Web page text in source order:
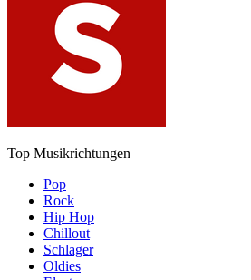
Top Musikrichtungen
Pop
Rock
Hip Hop
Chillout
Schlager
Oldies